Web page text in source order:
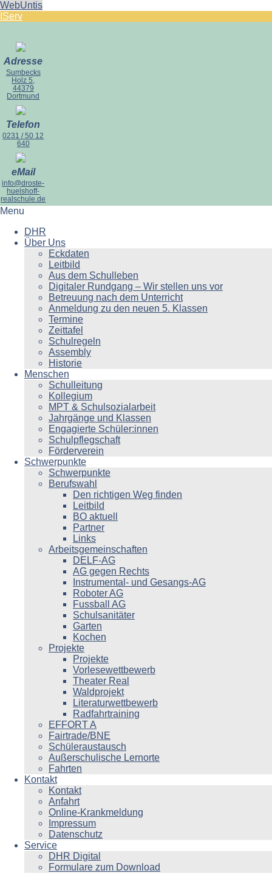
WebUntis
IServ
Adresse
Sumbecks
Holz 5,
44379
Dortmund
Telefon
0231 / 50 12
640
eMail
info@droste-
huelshoff-
realschule.de
Menu
DHR
Über Uns
Eckdaten
Leitbild
Aus dem Schulleben
Digitaler Rundgang – Wir stellen uns vor
Betreuung nach dem Unterricht
Anmeldung zu den neuen 5. Klassen
Termine
Zeittafel
Schulregeln
Assembly
Historie
Menschen
Schulleitung
Kollegium
MPT & Schulsozialarbeit
Jahrgänge und Klassen
Engagierte Schüler:innen
Schulpflegschaft
Förderverein
Schwerpunkte
Schwerpunkte
Berufswahl
Den richtigen Weg finden
Leitbild
BO aktuell
Partner
Links
Arbeitsgemeinschaften
DELF-AG
AG gegen Rechts
Instrumental- und Gesangs-AG
Roboter AG
Fussball AG
Schulsanitäter
Garten
Kochen
Projekte
Projekte
Vorlesewettbewerb
Theater Real
Waldprojekt
Literaturwettbewerb
Radfahrtraining
EFFORT A
Fairtrade/BNE
Schüleraustausch
Außerschulische Lernorte
Fahrten
Kontakt
Kontakt
Anfahrt
Online-Krankmeldung
Impressum
Datenschutz
Service
DHR Digital
Formulare zum Download